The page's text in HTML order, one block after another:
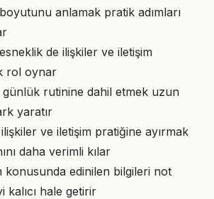
anlamak pratik adımları
de ilişkiler ve iletişim
rol oynar
günlük rutinine dahil etmek uzun
yaratır
ve iletişim pratiğine ayırmak
daha verimli kılar
konusunda edinilen bilgileri not
kalıcı hale getirir